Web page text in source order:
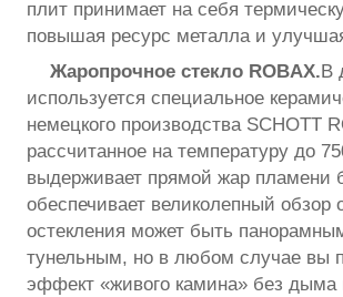
плит принимает на себя
повышая ресурс металла и
Жаропрочное стекло ROBAX. В
используется специальное
немецкого производства SCHOTT
рассчитанное на температуру до
выдерживает прямой жар пламени
обеспечивает великолепный обзор
остекления может быть
тунельным, но в любом случае вы
эффект «живого камина» без